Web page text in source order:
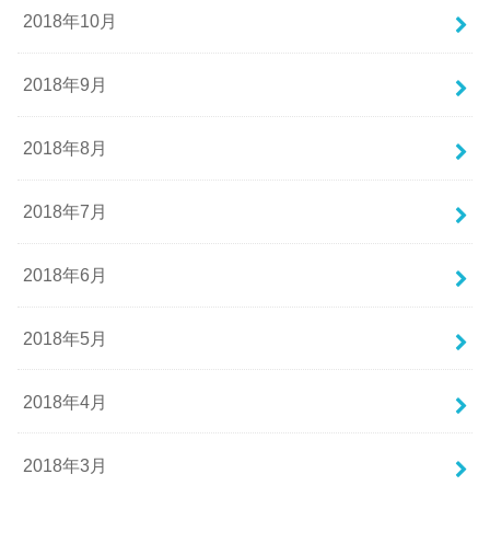
2018年10月
2018年9月
2018年8月
2018年7月
2018年6月
2018年5月
2018年4月
2018年3月